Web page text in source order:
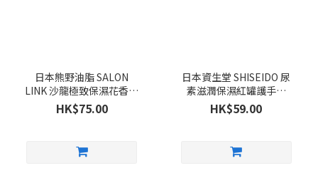
日本熊野油脂 SALON
LINK 沙龍極致保濕花香洗
髮系列 1000ml
HK$75.00
日本資生堂 SHISEIDO 尿
素滋潤保濕紅罐護手霜
100g
HK$59.00